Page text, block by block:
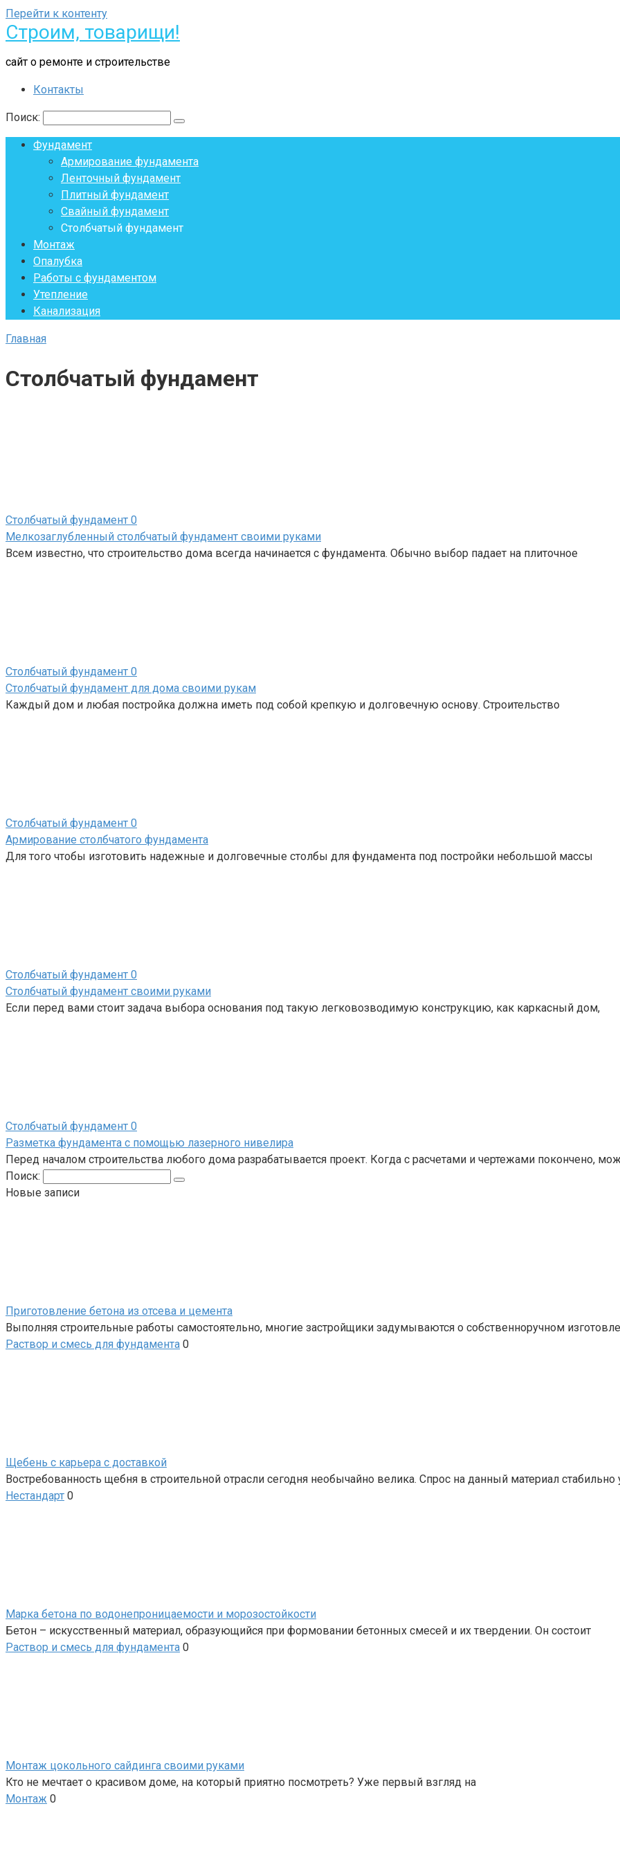
Перейти к контенту
Строим, товарищи!
сайт о ремонте и строительстве
Контакты
Поиск:
Фундамент
Армирование фундамента
Ленточный фундамент
Плитный фундамент
Свайный фундамент
Столбчатый фундамент
Монтаж
Опалубка
Работы с фундаментом
Утепление
Канализация
Главная
Столбчатый фундамент
Столбчатый фундамент 0
Мелкозаглубленный столбчатый фундамент своими руками
Всем известно, что строительство дома всегда начинается с фундамента. Обычно выбор падает на плиточное
Столбчатый фундамент 0
Столбчатый фундамент для дома своими рукам
Каждый дом и любая постройка должна иметь под собой крепкую и долговечную основу. Строительство
Столбчатый фундамент 0
Армирование столбчатого фундамента
Для того чтобы изготовить надежные и долговечные столбы для фундамента под постройки небольшой массы
Столбчатый фундамент 0
Столбчатый фундамент своими руками
Если перед вами стоит задача выбора основания под такую легковозводимую конструкцию, как каркасный дом,
Столбчатый фундамент 0
Разметка фундамента с помощью лазерного нивелира
Перед началом строительства любого дома разрабатывается проект. Когда с расчетами и чертежами покончено,
Поиск:
Новые записи
Приготовление бетона из отсева и цемента
Выполняя строительные работы самостоятельно, многие застройщики задумываются о собственноручном
Раствор и смесь для фундамента 0
Щебень с карьера с доставкой
Востребованность щебня в строительной отрасли сегодня необычайно велика. Спрос на данный материал стабильно
Нестандарт 0
Марка бетона по водонепроницаемости и морозостойкости
Бетон – искусственный материал, образующийся при формовании бетонных смесей и их твердении. Он состоит
Раствор и смесь для фундамента 0
Монтаж цокольного сайдинга своими руками
Кто не мечтает о красивом доме, на который приятно посмотреть? Уже первый взгляд на
Монтаж 0